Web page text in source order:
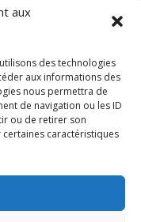
aux
des technologies
aux informations des
nous permettra de
de navigation ou les ID
ou de retirer son
caractéristiques